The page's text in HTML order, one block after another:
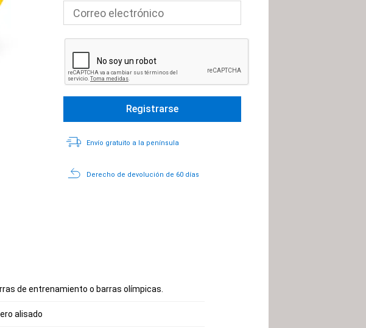
Envío gratuito a la península
Derecho de devolución de 60 días
de entrenamiento o barras olímpicas.
alisado